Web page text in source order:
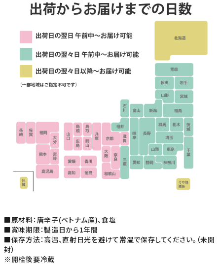
■原材料：唐辛子(ベトナム産)、食塩
■賞味期限：製造日から1年間
■保存方法：高温、直射日光を避けて常温で保存してください。（未開
封）
※開栓後要冷蔵